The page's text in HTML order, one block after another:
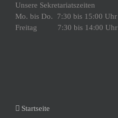
Unsere Sekretariatszeiten
Mo. bis Do. 7:30 bis 15:00 Uhr
Freitag 7:30 bis 14:00 Uhr
Startseite